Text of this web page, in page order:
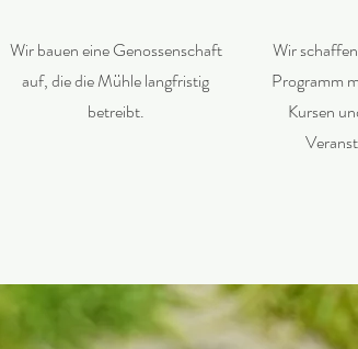
Wir bauen eine Genossenschaft
auf, die die Mühle langfristig
betreibt.
Wir
Programm
Kursen